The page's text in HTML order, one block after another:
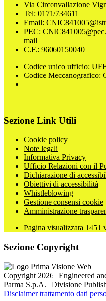
Via Circonvallazione
Tel: 0171/734611
Email:
PEC:
mail
C.F.: 96060150040
Codice unico ufficio:
Codice Meccanografico:
Sezione Link Utili
Cookie policy
Note legali
Informativa Privacy
Ufficio Relazioni con il
Dichiarazione di
Obiettivi di accessibilità
Whistleblowing
Gestione consensi cookie
Amministrazione
Pagina visualizzata 1451
Sezione Copyright
Copyright 2026 | Engineered
Parma S.p.A. | Divisione
Disclaimer trattamento dati